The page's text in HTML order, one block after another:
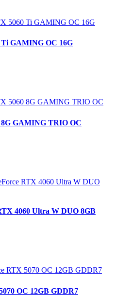
Ti GAMING OC 16G
8G GAMING TRIO OC
4060 Ultra W DUO 8GB
OC 12GB GDDR7